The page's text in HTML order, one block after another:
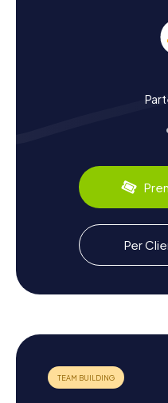
La caccia al tesoro a Le
gioco, ma anche un
menzionata per la prima
Sapevate che Le Plessis-
passato come Le Plessis-
nel XIX secolo attirava
questi e conoscerete la
non dimenticate di
un picnic nel Parc Henri-
Esplorare i dintorni
Plessis-Robinson
Dopo un'emozionante
Robinson, vale la pena
du Plessis-Robinson. Le
suoi idilliaci spazi verdi e la
punto di partenza
Lasciatevi sorprendere
Per